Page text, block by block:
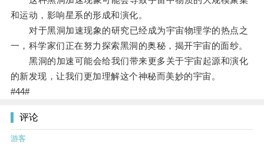
和运动，影响星系的形成和演化。
对于黑洞加速现象的研究已经成为宇宙物理学的热点之
一，科学家们正在努力探索黑洞的奥秘，揭开宇宙的面纱。
黑洞的加速可能会给我们带来更多关于宇宙起源和演化
的新发现，让我们更加理解这个神秘而美妙的宇宙。
#44#
评论
游客